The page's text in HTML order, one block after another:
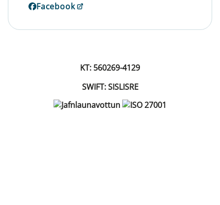
Facebook
KT: 560269-4129
SWIFT: SISLISRE